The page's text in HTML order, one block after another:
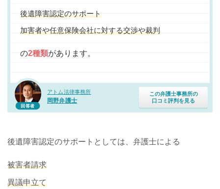
回答者
アトム法律事務所
岡野弁護士
この弁護士事務所の
口コミ評判を見る
後遺障害認定のサポート
加害者や任意保険会社に対する交渉や裁判
の2種類があります。
後遺障害認定のサポートとしては、弁護士による
被害者請求
異議申立て